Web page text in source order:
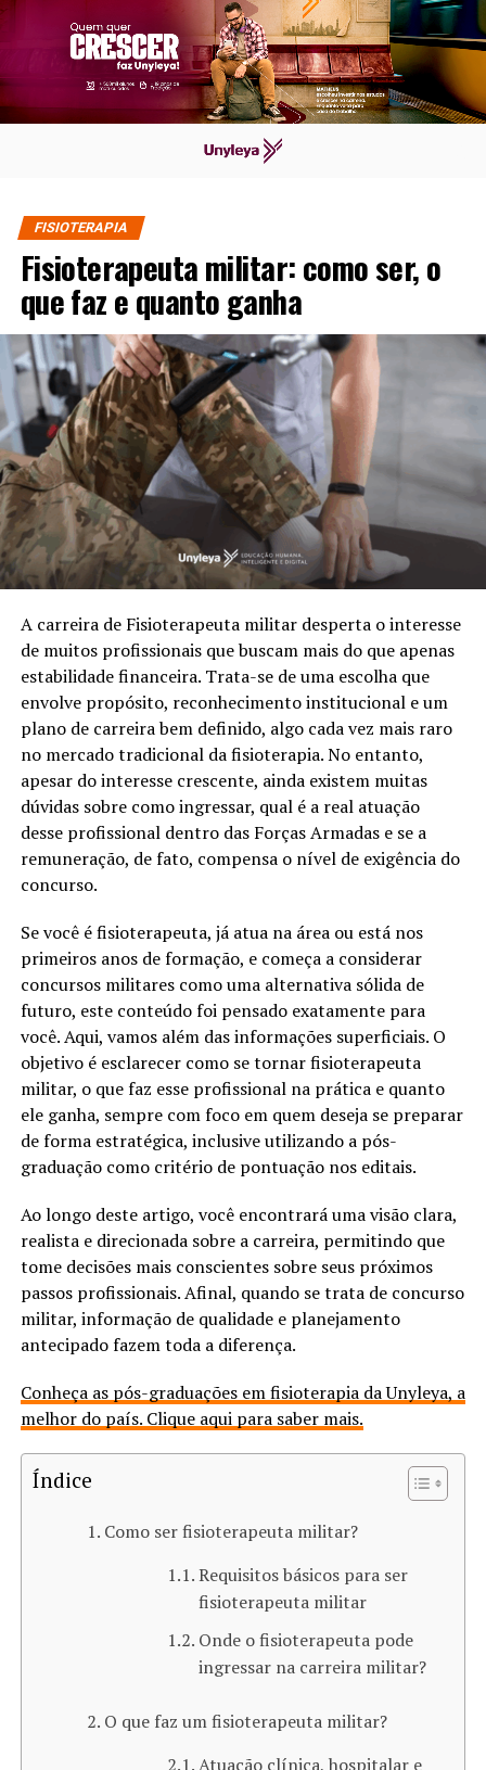
FISIOTERAPIA
Fisioterapeuta militar: como ser, o
que faz e quanto ganha
A carreira de Fisioterapeuta militar desperta o interesse
de muitos profissionais que buscam mais do que apenas
estabilidade financeira. Trata-se de uma escolha que
envolve propósito, reconhecimento institucional e um
plano de carreira bem definido, algo cada vez mais raro
no mercado tradicional da fisioterapia. No entanto,
apesar do interesse crescente, ainda existem muitas
dúvidas sobre como ingressar, qual é a real atuação
desse profissional dentro das Forças Armadas e se a
remuneração, de fato, compensa o nível de exigência do
concurso.
Se você é fisioterapeuta, já atua na área ou está nos
primeiros anos de formação, e começa a considerar
concursos militares como uma alternativa sólida de
futuro, este conteúdo foi pensado exatamente para
você. Aqui, vamos além das informações superficiais. O
objetivo é esclarecer como se tornar fisioterapeuta
militar, o que faz esse profissional na prática e quanto
ele ganha, sempre com foco em quem deseja se preparar
de forma estratégica, inclusive utilizando a pós-
graduação como critério de pontuação nos editais.
Ao longo deste artigo, você encontrará uma visão clara,
realista e direcionada sobre a carreira, permitindo que
tome decisões mais conscientes sobre seus próximos
passos profissionais. Afinal, quando se trata de concurso
militar, informação de qualidade e planejamento
antecipado fazem toda a diferença.
Conheça as pós-graduações em fisioterapia da Unyleya, a
melhor do país. Clique aqui para saber mais.
Índice
Como ser fisioterapeuta militar?
Requisitos básicos para ser
fisioterapeuta militar
Onde o fisioterapeuta pode
ingressar na carreira militar?
O que faz um fisioterapeuta militar?
Atuação clínica, hospitalar e